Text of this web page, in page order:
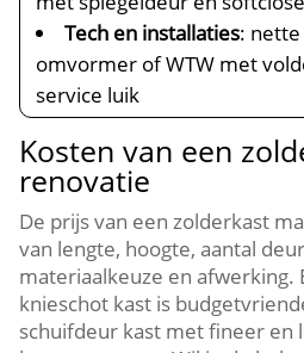
Tech en installaties:
omvormer of WTW met
service luik
Kosten van een
renovatie
De prijs van een zolderkast
van lengte, hoogte, aantal
materiaalkeuze en afwerking.​
knieschot kast is
schuifdeur kast met fineer en